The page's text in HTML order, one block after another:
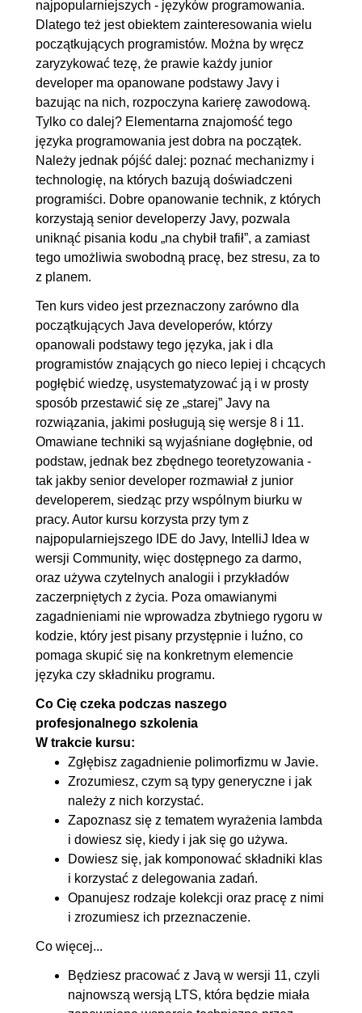
przeciążanie
2.6. Wskazówki kreacyjne
OGLĄDAJ »
00:13:37
2.7. Problemy z polimorfizmem
00:14:45
3. Podstawowe generyki 00:51:17
3.1. Czym są typy generyczne i
ich związek z polimorfizmem
00:07:49
3.2. Generyczne klasy
00:11:33
3.3. Generyczne interfejsy
00:15:17
3.4. Konwencje dla typów
generycznych
00:06:23
3.5. Metody generyczne
4. Zaawansowane typy generyczne 01:17:04
4.1. Typy generyczne
ograniczone
4.2. Typy generyczne i
dziedziczenie
00:07:36
4.3. Podtypy typów
generycznych
00:10:32
4.4. Dzika karta z
ograniczeniami z góry
00:10:50
4.5. Dzika karta z
ograniczeniami z dołu
00:06:53
4.6. Dzika karta bez ograniczeń
00:04:05
4.7. Type erasure - wyjaśnienia
4.8. Dlaczego nie można
stworzyć generycznej tablicy?
00:09:10
5.1. Dzika karta i polimorfizm,
podtypy
5.2. Dlaczego polimorficzne
podtypów?
00:05:56
6. Delegacyjny model obsługi
zdarzeń i lambdy
01:51:35
6.1. Wprowadzenie do lambd,
popularne lambdy
00:16:30
6.2. Lambda bezargumentowa
bezwynikowa
6.3. Lambda argumentowa
00:09:09
najpopularniejszych - języków programowania.
Dlatego też jest obiektem zainteresowania wielu
początkujących programistów. Można by wręcz
zaryzykować tezę, że prawie każdy junior
developer ma opanowane podstawy Javy i
bazując na nich, rozpoczyna karierę zawodową.
Tylko co dalej? Elementarna znajomość tego
języka programowania jest dobra na początek.
Należy jednak pójść dalej: poznać mechanizmy i
technologię, na których bazują doświadczeni
programiści. Dobre opanowanie technik, z których
korzystają senior developerzy Javy, pozwala
uniknąć pisania kodu „na chybił trafił”, a zamiast
tego umożliwia swobodną pracę, bez stresu, za to
z planem.
Ten kurs video jest przeznaczony zarówno dla
początkujących Java developerów, którzy
opanowali podstawy tego języka, jak i dla
programistów znających go nieco lepiej i chcących
pogłębić wiedzę, usystematyzować ją i w prosty
sposób przestawić się ze „starej” Javy na
rozwiązania, jakimi posługują się wersje 8 i 11.
Omawiane techniki są wyjaśniane dogłębnie, od
podstaw, jednak bez zbędnego teoretyzowania -
tak jakby senior developer rozmawiał z junior
developerem, siedząc przy wspólnym biurku w
pracy. Autor kursu korzysta przy tym z
najpopularniejszego IDE do Javy, IntelliJ Idea w
wersji Community, więc dostępnego za darmo,
oraz używa czytelnych analogii i przykładów
zaczerpniętych z życia. Poza omawianymi
zagadnieniami nie wprowadza zbytniego rygoru w
kodzie, który jest pisany przystępnie i luźno, co
pomaga skupić się na konkretnym elemencie
języka czy składniku programu.
Co Cię czeka podczas naszego
profesjonalnego szkolenia
W trakcie kursu:
Zgłębisz zagadnienie polimorfizmu w Javie.
Zrozumiesz, czym są typy generyczne i jak
należy z nich korzystać.
Zapoznasz się z tematem wyrażenia lambda
i dowiesz się, kiedy i jak się go używa.
Dowiesz się, jak komponować składniki klas
i korzystać z delegowania zadań.
Opanujesz rodzaje kolekcji oraz pracę z nimi
i zrozumiesz ich przeznaczenie.
Co więcej...
Będziesz pracować z Javą w wersji 11, czyli
najnowszą wersją LTS, która będzie miała